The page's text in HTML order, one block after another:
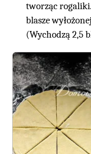
tworząc
blasze
(Wychodzą 2,5